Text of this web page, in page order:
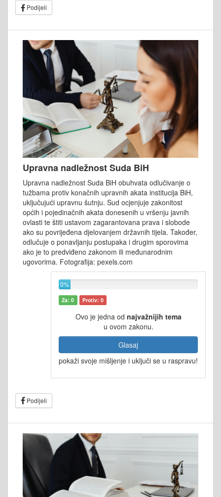
Podijeli
Upravna nadležnost Suda BiH
Upravna nadležnost Suda BiH obuhvata odlučivanje o
tužbama protiv konačnih upravnih akata institucija BiH,
uključujući upravnu šutnju. Sud ocjenjuje zakonitost
općih i pojedinačnih akata donesenih u vršenju javnih
ovlasti te štiti ustavom zagarantovana prava i slobode
ako su povrijeđena djelovanjem državnih tijela. Također,
odlučuje o ponavljanju postupaka i drugim sporovima
ako je to predviđeno zakonom ili međunarodnim
ugovorima. Fotografija: pexels.com
0%
Za: 0 Protiv: 0
Ovo je jedna od najvažnijih tema
u ovom zakonu.
Glasaj
pokaži svoje mišljenje i uključi se u raspravu!
Podijeli